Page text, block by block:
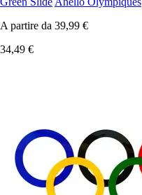
A partire da 39,99 €
34,49 €